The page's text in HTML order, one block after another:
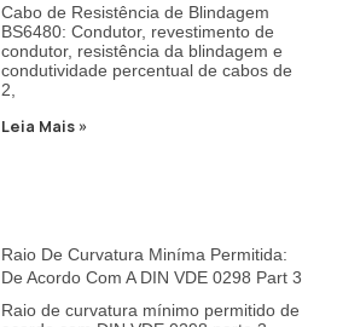
Cabo de Resistência de Blindagem
BS6480: Condutor, revestimento de
condutor, resistência da blindagem e
condutividade percentual de cabos de
2,
Leia Mais »
Raio De Curvatura Miníma Permitida:
De Acordo Com A DIN VDE 0298 Part 3
Raio de curvatura mínimo permitido de